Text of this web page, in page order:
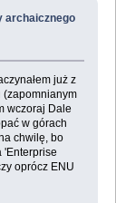
archaicznego
już z
(zapomnianym
wczoraj Dale
w górach
chwilę, bo
'Enterprise
oprócz ENU